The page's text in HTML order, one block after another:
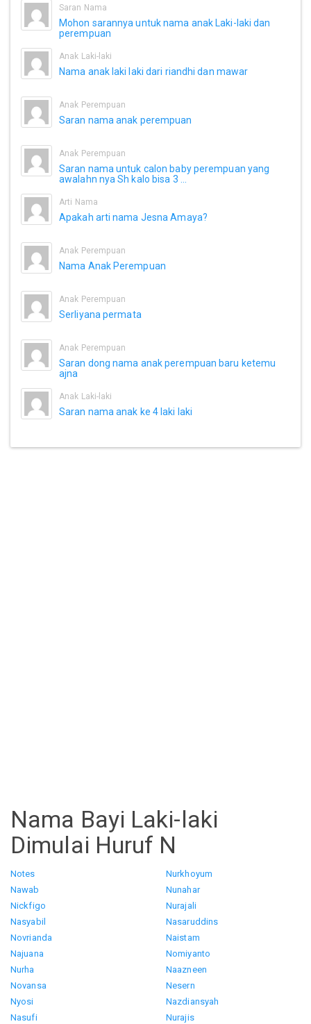
Saran Nama
Mohon sarannya untuk nama anak Laki-laki dan
perempuan
Anak Laki-laki
Nama anak laki laki dari riandhi dan mawar
Anak Perempuan
Saran nama anak perempuan
Anak Perempuan
Saran nama untuk calon baby perempuan yang
awalahn nya Sh kalo bisa 3 ...
Arti Nama
Apakah arti nama Jesna Amaya?
Anak Perempuan
Nama Anak Perempuan
Anak Perempuan
Serliyana permata
Anak Perempuan
Saran dong nama anak perempuan baru ketemu
ajna
Anak Laki-laki
Saran nama anak ke 4 laki laki
Nama Bayi Laki-laki
Dimulai Huruf N
Notes
Nawab
Nickfigo
Nasyabil
Novrianda
Najuana
Nurha
Novansa
Nyosi
Nasufi
Nurkhoyum
Nunahar
Nurajali
Nasaruddins
Naistam
Nomiyanto
Naazneen
Nesern
Nazdiansyah
Nurajis